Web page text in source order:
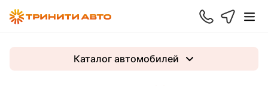
Каталог автомобилей